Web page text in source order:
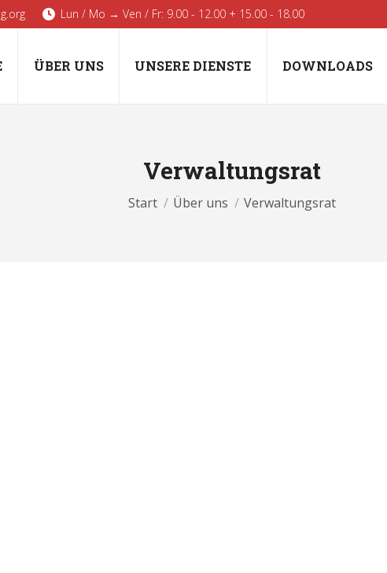
Lun / Mo → Ven / Fr: 9.00 - 12.00 + 15.00 - 18.00
ÜBER UNS UNSERE DIENSTE DOWNLOADS
Verwaltungsrat
Sie befinden sich hier:
Start Über uns Verwaltungsrat